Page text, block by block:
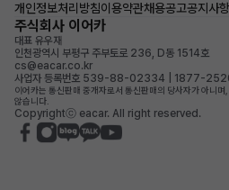
개인정보처리방침이용약관채용공고공지사항
주식회사 이어카
대표 유우재
인천광역시 부평구 주부토로 236, D동 1514호
cs@eacar.co.kr
사업자 등록번호 539-88-02334 | 1877-
이어카는 통신판매 중개자로서 통신판매의 당사자가 아니
않습니다.
Copyrightⓒ eacar. All right reserved.